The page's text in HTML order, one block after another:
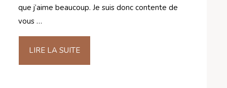
que j’aime beaucoup. Je suis donc contente de
vous …
LIRE LA SUITE